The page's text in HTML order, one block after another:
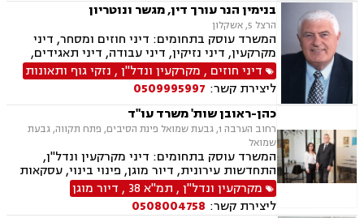
בנימין הנר עורך דין, מגשר ונוטריון
הרצל 5, אשקלון
המשרד עוסק בתחומים: דיני חוזים ומסחר, דיני
מקרקעין, דיני נזיקין, דיני עבודה, דיני תאגידים,
הוצאה לפועל, סדר דין אזרחי וראיות, עבירות מס
כלכליות, עסקאות מכר דירה, ליקויי בנייה, מגשרים,
מיסוי נדל"ן, מסים, נדל"ן, פינוי מושכר, ליטיגציה,
ירושות וצוואות, אבדן כושר עבודה, בוררים, ביטוח
לאומי, גישור במשפחה, גישור ובוררויות, דיני
פשיטות רגל, הסכמי ממון, תאונות דרכים, תעבורה,
תכנון ובניה.
דיני חוזים , מקרקעין ונדל"ן, נזקי גוף ותאונות
ליצירת קשר: 0509995997
כהן-ראובן שות' משרד עו"ד
רחוב הערבה 1, גבעת שמואל פינת הסיבים, פתח תקווה, גבעת
שמואל
המשרד עוסק בתחומים: דיני מקרקעין ונדל"ן,
התחדשות עירונית, דיור מוגן, פינוי בינוי, עסקאות
מכר דירה, פינוי מושכר, מגרשים לבניה, מיסוי
מקרקעין, דיני חוזים, דיני משפחה, ירושות וצוואות,
הסכמי ממון, עסקאות מתנה, ייפוי כוח מתמשך.
מקרקעין ונדל"ן, תמ"א 38 , דיור מוגן
ליצירת קשר: 0508004758